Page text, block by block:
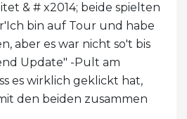
& # x2014; beide spielten
bin auf Tour und habe
aber es war nicht so't bis
Update" -Pult am
es wirklich geklickt hat,
den beiden zusammen